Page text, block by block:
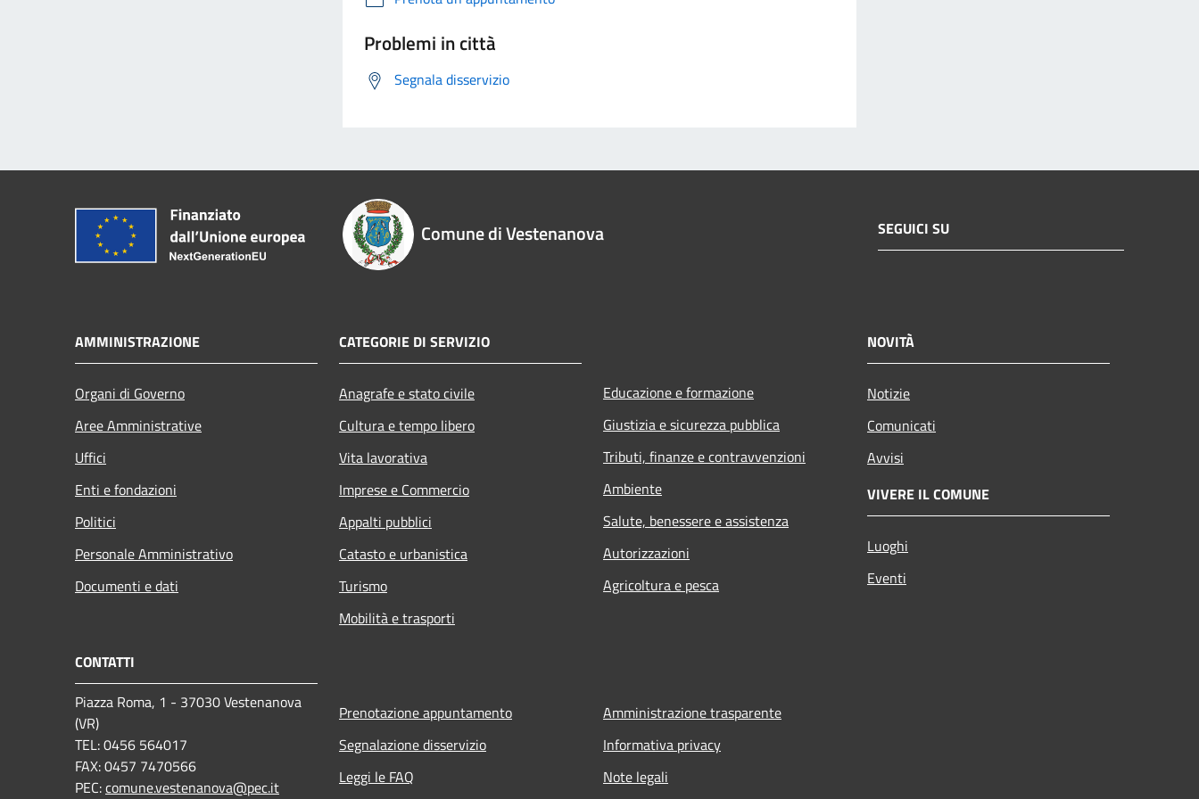
Problemi in città
Segnala disservizio
Comune di Vestenanova SEGUICI SU
AMMINISTRAZIONE
Organi di Governo
Aree Amministrative
Uffici
Enti e fondazioni
Politici
Personale Amministrativo
Documenti e dati
CATEGORIE DI SERVIZIO
Anagrafe e stato civile
Cultura e tempo libero
Vita lavorativa
Imprese e Commercio
Appalti pubblici
Catasto e urbanistica
Turismo
Mobilità e trasporti
Educazione e formazione
Giustizia e sicurezza pubblica
Tributi, finanze e contravvenzioni
Ambiente
Salute, benessere e assistenza
Autorizzazioni
Agricoltura e pesca
NOVITÀ
Notizie
Comunicati
Avvisi
VIVERE IL COMUNE
Luoghi
Eventi
CONTATTI
Piazza Roma, 1 - 37030 Vestenanova
(VR)
TEL: 0456 564017
FAX: 0457 7470566
PEC:comune.vestenanova@pec.it
Prenotazione appuntamento
Segnalazione disservizio
Leggi le FAQ
Amministrazione trasparente
Informativa privacy
Note legali